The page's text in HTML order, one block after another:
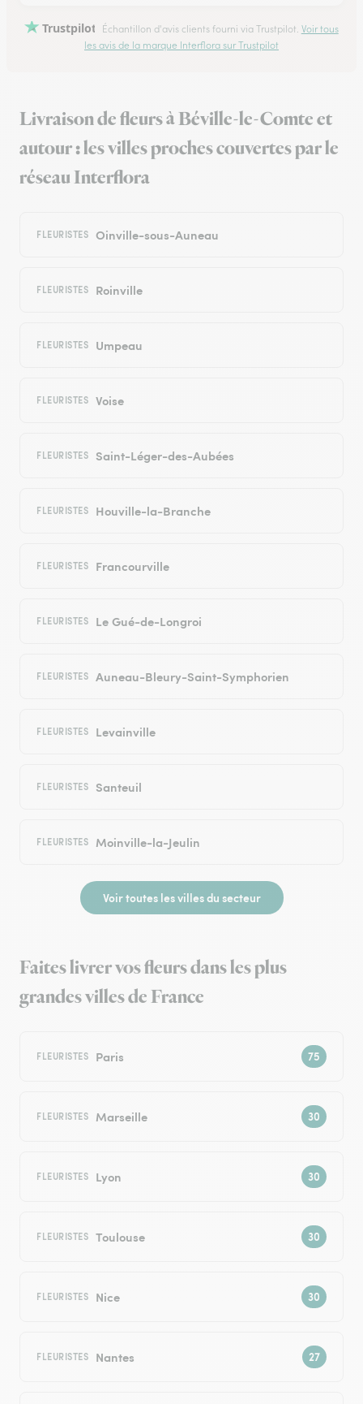
Trustpilot Échantillon d'avis clients fourni via Trustpilot. Voir tous
les avis de la marque Interflora sur Trustpilot
Livraison de fleurs à Béville-le-Comte et
autour : les villes proches couvertes par le
réseau Interflora
FLEURISTES Oinville-sous-Auneau
FLEURISTES Roinville
FLEURISTES Umpeau
FLEURISTES Voise
FLEURISTES Saint-Léger-des-Aubées
FLEURISTES Houville-la-Branche
FLEURISTES Francourville
FLEURISTES Le Gué-de-Longroi
FLEURISTES Auneau-Bleury-Saint-Symphorien
FLEURISTES Levainville
FLEURISTES Santeuil
FLEURISTES Moinville-la-Jeulin
Voir toutes les villes du secteur
Faites livrer vos fleurs dans les plus
grandes villes de France
FLEURISTES Paris
FLEURISTES Marseille
FLEURISTES Lyon
FLEURISTES Toulouse
FLEURISTES Nice
FLEURISTES Nantes